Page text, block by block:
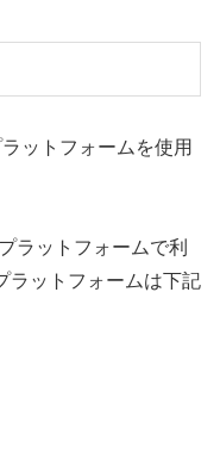
ットフォームを使用
ラットフォームで利
ラットフォームは下記